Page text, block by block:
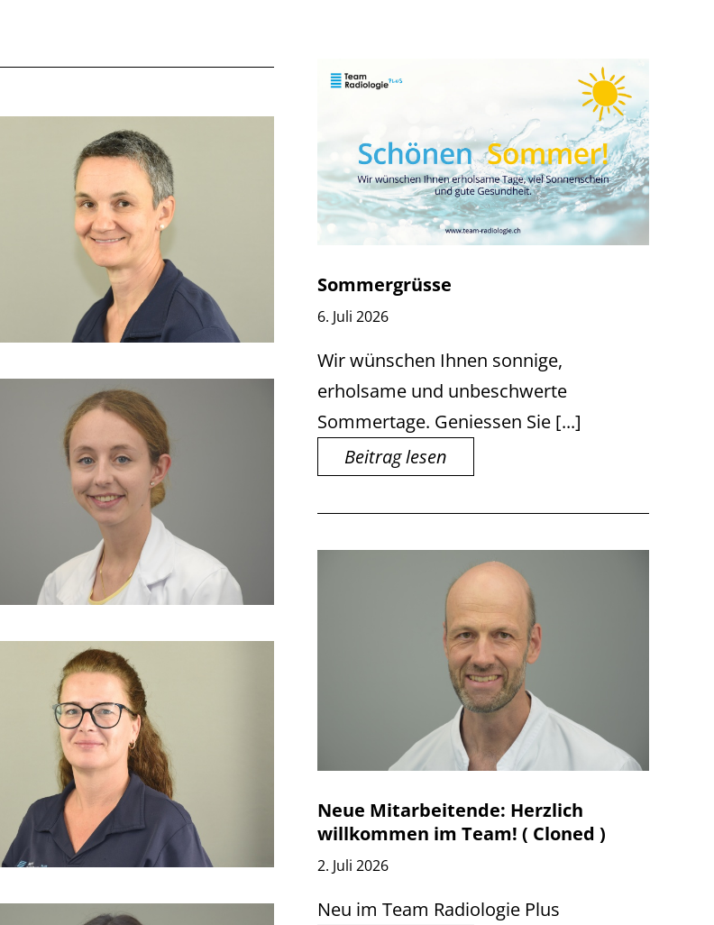
Sommergrüsse
6. Juli 2026
Wir wünschen Ihnen sonnige,
erholsame und unbeschwerte
Sommertage. Geniessen Sie [...]
Beitrag lesen
Neue Mitarbeitende: Herzlich
willkommen im Team! ( Cloned )
2. Juli 2026
Neu im Team Radiologie Plus